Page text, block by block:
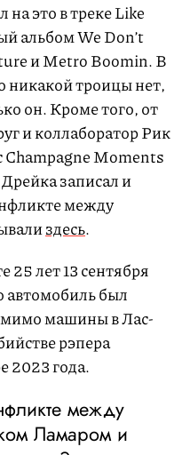
это в треке Like
альбом We Don’t
и Metro Boomin. В
никакой троицы нет,
он. Кроме того, от
и коллаборатор Рик
Champagne Moments
записал и
между
здесь.
25 лет 13 сентября
автомобиль был
машины в Лас-
рэпера
2023 года.
между
Ламаром и